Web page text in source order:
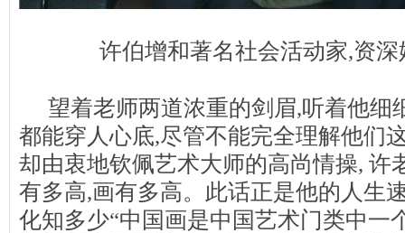
许伯增和著名社会活动家,资
望着老师两道浓重的剑眉,听着他细
都能穿人心底,尽管不能完全理解他们
却由衷地钦佩艺术大师的高尚情操, 许
有多高,画有多高。此话正是他的人生
化知多少“中国画是中国艺术门类中一